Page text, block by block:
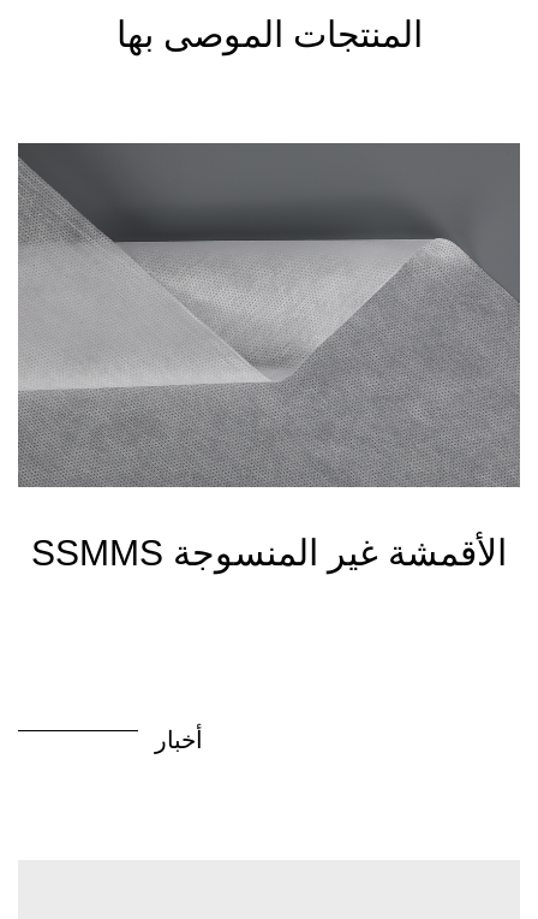
المنتجات الموصى بها
SSMMS الأقمشة غير المنسوجة
أخبار